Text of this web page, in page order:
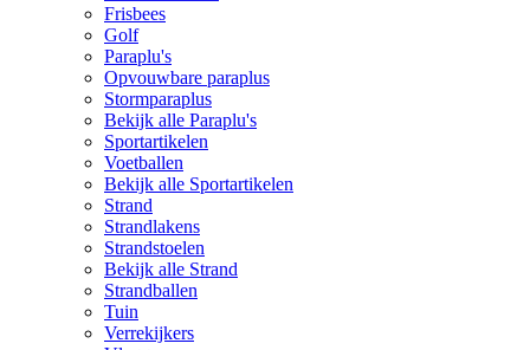
Frisbees
Golf
Paraplu's
Opvouwbare paraplus
Stormparaplus
Bekijk alle Paraplu's
Sportartikelen
Voetballen
Bekijk alle Sportartikelen
Strand
Strandlakens
Strandstoelen
Bekijk alle Strand
Strandballen
Tuin
Verrekijkers